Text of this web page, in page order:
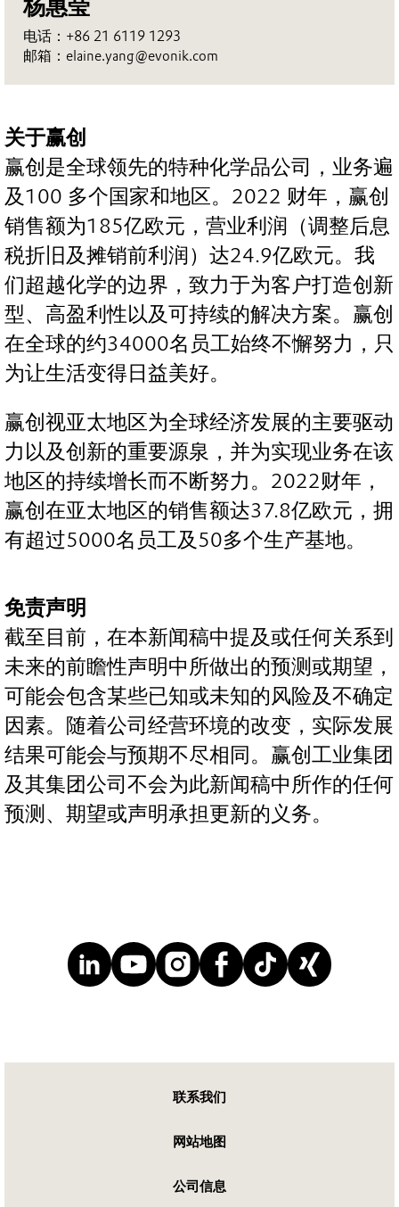
杨惠莹
电话：+86 21 6119 1293
邮箱：elaine.yang@evonik.com
关于赢创
赢创是全球领先的特种化学品公司，业务遍
及100 多个国家和地区。2022 财年，赢创
销售额为185亿欧元，营业利润（调整后息
税折旧及摊销前利润）达24.9亿欧元。我
们超越化学的边界，致力于为客户打造创新
型、高盈利性以及可持续的解决方案。赢创
在全球的约34000名员工始终不懈努力，只
为让生活变得日益美好。
赢创视亚太地区为全球经济发展的主要驱动
力以及创新的重要源泉，并为实现业务在该
地区的持续增长而不断努力。2022财年，
赢创在亚太地区的销售额达37.8亿欧元，拥
有超过5000名员工及50多个生产基地。
免责声明
截至目前，在本新闻稿中提及或任何关系到
未来的前瞻性声明中所做出的预测或期望，
可能会包含某些已知或未知的风险及不确定
因素。随着公司经营环境的改变，实际发展
结果可能会与预期不尽相同。赢创工业集团
及其集团公司不会为此新闻稿中所作的任何
预测、期望或声明承担更新的义务。
联系我们
网站地图
公司信息